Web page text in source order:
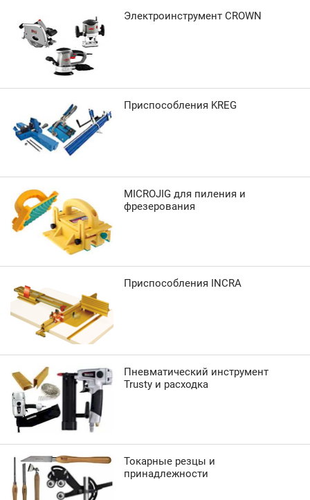
Электроинструмент CROWN
Приспособления KREG
MICROJIG для пиления и
фрезерования
Приспособления INCRA
Пневматический инструмент
Trusty и расходка
Токарные резцы и
принадлежности